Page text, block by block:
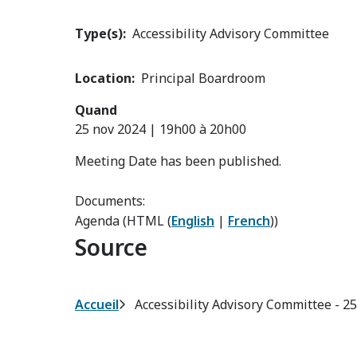
Type(s) Accessibility Advisory Committee
Location
Principal Boardroom
Quand
25 nov 2024 | 19h00 à 20h00
Meeting Date has been published.
Documents:
Agenda (HTML (English | French))
Source
Fil
Accueil Accessibility Advisory Committee -